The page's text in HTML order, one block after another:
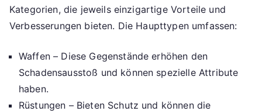
Kategorien, die jeweils einzigartige Vorteile und
Verbesserungen bieten. Die Haupttypen umfassen:
Waffen – Diese Gegenstände erhöhen den
Schadensausstoß und können spezielle Attribute
haben.
Rüstungen – Bieten Schutz und können die